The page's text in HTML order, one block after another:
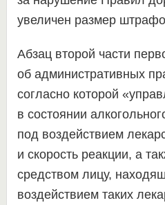
увеличен размер
Абзац второй части
об административных
согласно которой
в состоянии
под воздействием
и скорость реакции, а
средством лицу,
воздействием таких